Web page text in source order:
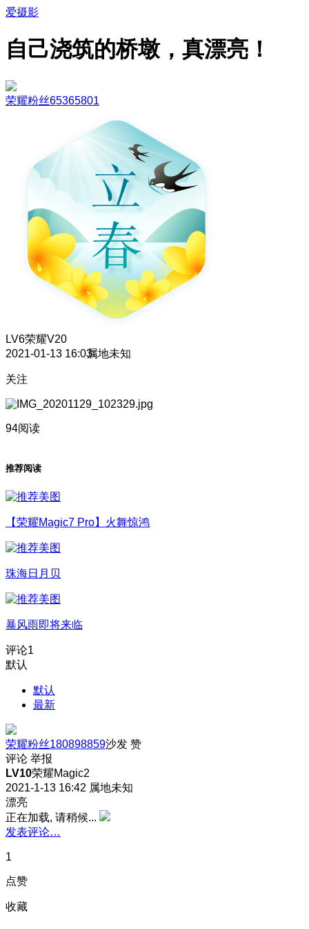
爱摄影
自己浇筑的桥墩，真漂亮！
荣耀粉丝65365801
LV6荣耀V20
2021-01-13 16:03属地未知
关注
94阅读
推荐阅读
【荣耀Magic7 Pro】火舞惊鸿
珠海日月贝
暴风雨即将来临
评论1
默认
默认
最新
荣耀粉丝180898859沙发 赞
评论 举报
LV10荣耀Magic2
2021-1-13 16:42 属地未知
漂亮
正在加载, 请稍候...
发表评论…
1
点赞
收藏